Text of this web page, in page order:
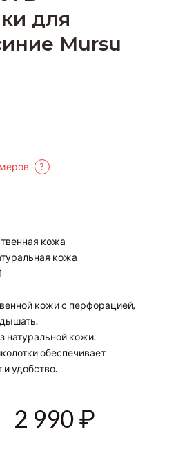
для
Mursu
?
кожа
кожа
кожи с перфорацией,
дышать.
натуральной кожи.
обеспечивает
удобство.
2 990₽